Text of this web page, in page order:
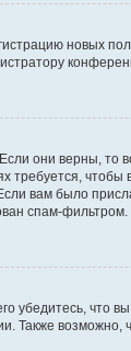
новых
они верны, то
вам было
спам-
убедитесь, что
Также